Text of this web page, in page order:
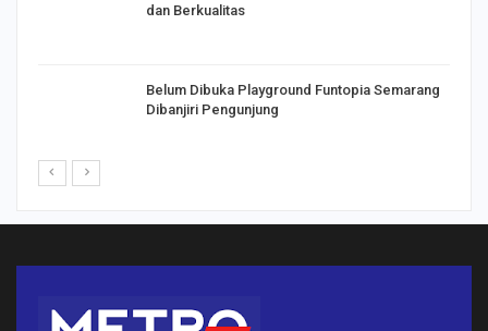
dan Berkualitas
Belum Dibuka Playground Funtopia Semarang
Dibanjiri Pengunjung